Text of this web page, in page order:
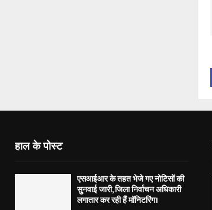
हाल के पोस्ट
एसआईआर के तहत भेजे गए नोटिसों की
सुनवाई जारी, जिला निर्वाचन अधिकारी
लगातार कर रही हैं मॉनिटरिंग।